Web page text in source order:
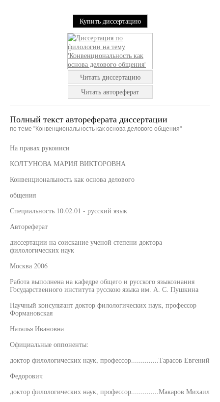
Купить диссертацию
Читать диссертацию
Читать автореферат
Полный текст автореферата диссертации
по теме "Конвенциональность как основа делового общения"
На правах рукоииси
КОЛТУНОВА МАРИЯ ВИКТОРОВНА
Конвенциональность как основа делового
общения
Специальность 10.02.01 - русский язык
Автореферат
диссертации на соискание ученой степени доктора
филологических наук
Москва 2006
Работа выполнена на кафедре общего и русского языкознания
Государственного института русскою языка им. А. С. Пушкина
Научный консультант доктор филологических наук, профессор
Формановская
Наталья Ивановна
Официальные оппоненты:
доктор филологических наук, профессор..............Тарасов Евгений
Федорович
доктор филологических наук, профессор..............Макаров Михаил